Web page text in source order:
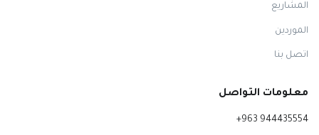
المشاريع
الموردين
اتصل بنا
معلومات التواصل
+963 944435554